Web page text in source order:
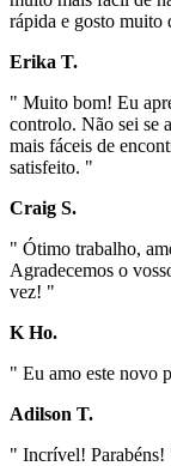
rápida e gosto muito
Erika T.
" Muito bom! Eu
controlo. Não sei se
mais fáceis de
satisfeito. "
Craig S.
" Ótimo trabalho,
Agradecemos o
vez! "
K Ho.
" Eu amo este novo
Adilson T.
" Incrível! Parabéns!